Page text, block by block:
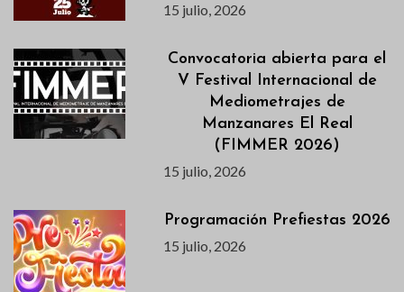
15 julio, 2026
Convocatoria abierta para el
V Festival Internacional de
Mediometrajes de
Manzanares El Real
(FIMMER 2026)
15 julio, 2026
Programación Prefiestas 2026
15 julio, 2026